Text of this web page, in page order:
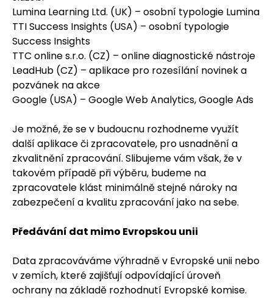
Lumina Learning Ltd. (UK) – osobní typologie Lumina
TTI Success Insights (USA) – osobní typologie
Success Insights
TTC online s.r.o. (CZ) – online diagnostické nástroje
LeadHub (CZ) – aplikace pro rozesílání novinek a
pozvánek na akce
Google (USA) – Google Web Analytics, Google Ads
Je možné, že se v budoucnu rozhodneme využít
další aplikace či zpracovatele, pro usnadnění a
zkvalitnění zpracování. Slibujeme vám však, že v
takovém případě při výběru, budeme na
zpracovatele klást minimálně stejné nároky na
zabezpečení a kvalitu zpracování jako na sebe.
Předávání dat mimo Evropskou unii
Data zpracováváme výhradně v Evropské unii nebo
v zemích, které zajišťují odpovídající úroveň
ochrany na základě rozhodnutí Evropské komise.